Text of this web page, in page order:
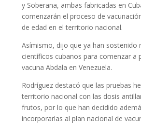
y Soberana, ambas fabricadas en
comenzarán el proceso de
de edad en el territorio nacional.
Asímismo, dijo que ya han sostenido
científicos cubanos para comenzar a
vacuna Abdala en Venezuela.
Rodríguez destacó que las pruebas
territorio nacional con las dosis
frutos, por lo que han decidido
incorporarlas al plan nacional de